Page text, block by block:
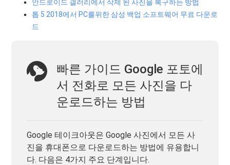
안드로이드 갤러리에서 삭제 된 사진을 복구하는 방법
톱 5 2018에서 PC를위한 삼성 백업 소프트웨어 무료 다운로
드
빠른 가이드 Google 포토에
서 전화로 모든 사진을 다
운로드하는 방법
Google 테이크아웃은 Google 사진에서 모든 사
진을 휴대폰으로 다운로드하는 방법에 유용합니
다. 다음은 4가지 주요 단계입니다.